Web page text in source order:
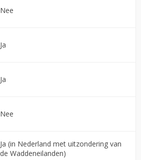
Nee
Ja
Ja
Nee
Ja (in Nederland met uitzondering van
de Waddeneilanden)